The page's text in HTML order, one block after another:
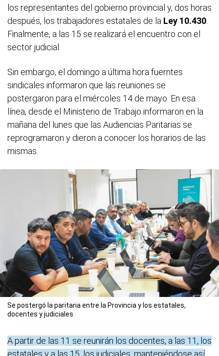
los representantes del gobierno provincial y, dos horas
después, los trabajadores estatales de la Ley 10.430
Finalmente, a las 15 se realizará el encuentro con el
sector judicial.
Sin embargo, el domingo a última hora fuerntes
sindicales informaron que las reuniones se
postergaron para el miércoles 14 de mayo. En esa
línea, desde el Ministerio de Trabajo informaron en la
mañana del lunes que las Audiencias Paritarias se
reprogramaron y dieron a conocer los horarios de las
mismas.
Se postergó la paritaria entre la Provincia y los estatales,
docentes y judiciales
A partir de las 11 se reunirán los docentes, a las 11, los
estatales y a las 15, los judiciales, manteniéndose así